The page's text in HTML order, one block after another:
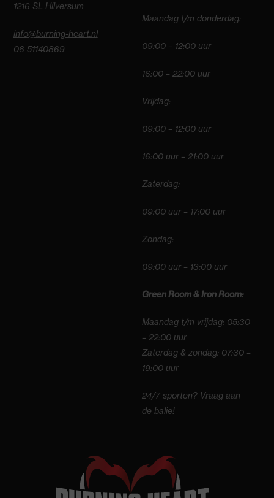
1216 SL Hilversum
info@burning-heart.nl
06 51140869
Maandag t/m donderdag:
09:00 – 12:00 uur
16:00 – 22:00 uur
Vrijdag:
09:00 – 12:00 uur
16:00 uur – 21:00 uur
Zaterdag:
09:00 uur – 17:00 uur
Zondag:
09:00 uur – 13:00 uur
Green Room & Iron Room:
Maandag t/m vrijdag: 05:30
– 22:00 uur
Zaterdag & zondag: 07:30 –
19:00 uur
24/7 sporten? Vraag aan
de balie!